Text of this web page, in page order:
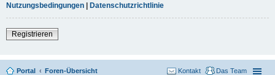
Nutzungsbedingungen | Datenschutzrichtlinie
Registrieren
Portal Foren-Übersicht Das Team
Kontakt